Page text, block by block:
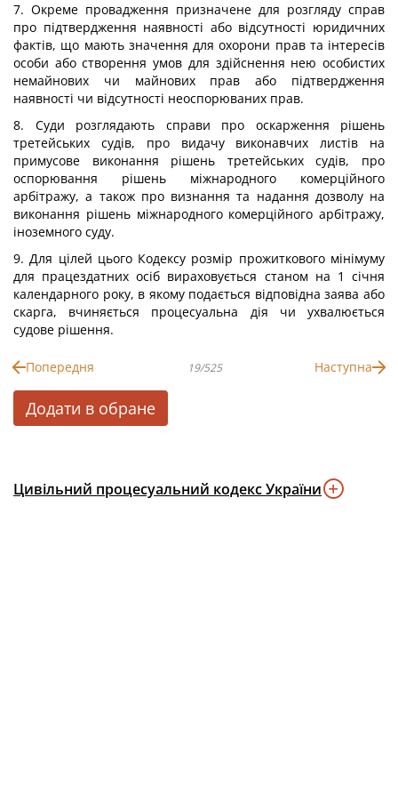
7. Окреме провадження призначене для розгляду справ
про підтвердження наявності або відсутності юридичних
фактів, що мають значення для охорони прав та інтересів
особи або створення умов для здійснення нею особистих
немайнових чи майнових прав або підтвердження
наявності чи відсутності неоспорюваних прав.
8. Суди розглядають справи про оскарження рішень
третейських судів, про видачу виконавчих листів на
примусове виконання рішень третейських судів, про
оспорювання рішень міжнародного комерційного
арбітражу, а також про визнання та надання дозволу на
виконання рішень міжнародного комерційного арбітражу,
іноземного суду.
9. Для цілей цього Кодексу розмір прожиткового мінімуму
для працездатних осіб вираховується станом на 1 січня
календарного року, в якому подається відповідна заява або
скарга, вчиняється процесуальна дія чи ухвалюється
судове рішення.
Попередня 19/525 Наступна
Додати в обране
Цивільний процесуальний кодекс України